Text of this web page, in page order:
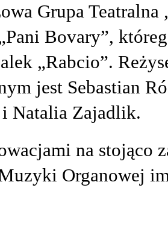
Grupa
Bovary”,
„Rabcio”.
jest Sebastian
Natalia Zajadlik.
na stojąco
Organowej